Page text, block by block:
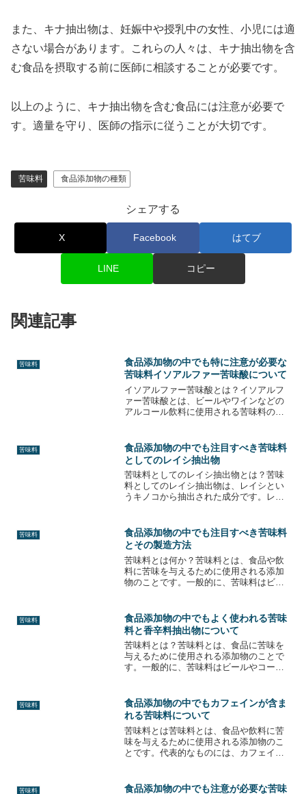
また、キナ抽出物は、妊娠中や授乳中の女性、小児には適
さない場合があります。これらの人々は、キナ抽出物を含
む食品を摂取する前に医師に相談することが必要です。
以上のように、キナ抽出物を含む食品には注意が必要で
す。適量を守り、医師の指示に従うことが大切です。
苦味料 食品添加物の種類
シェアする
X Facebook はてブ
LINE コピー
関連記事
苦味料
食品添加物の中でも特に注意が必要な
苦味料イソアルファー苦味酸について
イソアルファー苦味酸とは？イソアルフ
ァー苦味酸とは、ビールやワインなどの
アルコール飲料に使用される苦味料の一
ファー苦味酸に変化します。イソアルフ
ァー苦味酸は、ビールの...
苦味料
食品添加物の中でも注目すべき苦味料
としてのレイシ抽出物
苦味料としてのレイシ抽出物とは？苦味
料としてのレイシ抽出物は、レイシとい
うキノコから抽出された成分です。レイ
はその健康効果が注目され、サプリメン
トや健康食品としても市販...
苦味料
食品添加物の中でも注目すべき苦味料
とその製造方法
苦味料とは何か？苦味料とは、食品や飲
料に苦味を与えるために使用される添加
物のことです。一般的に、苦味料はビー
のものと人工的に作られたものがありま
す。天然の苦味料には、コ...
苦味料
食品添加物の中でもよく使われる苦味
料と香辛料抽出物について
苦味料とは？苦味料とは、食品に苦味を
与えるために使用される添加物のことで
す。一般的に、苦味料はビールやコーヒ
やスープなどの料理に使用されます。苦
味料には、天然のものと人...
苦味料
食品添加物の中でもカフェインが含ま
れる苦味料について
苦味料とは苦味料とは、食品や飲料に苦
味を与えるために使用される添加物のこ
とです。代表的なものには、カフェイ
は、コーヒーや紅茶、コーラなどの飲料
苦味料 食品添加物の中でも注意が必要な苦味